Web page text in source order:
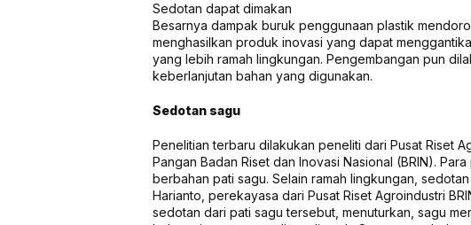
Sedotan dapat dimakan
Besarnya dampak buruk penggunaan plastik
menghasilkan produk inovasi yang dapat
yang lebih ramah lingkungan. Pengembangan pun
keberlanjutan bahan yang digunakan.
Sedotan sagu
Penelitian terbaru dilakukan peneliti dari Pusat Riset
Pangan Badan Riset dan Inovasi Nasional (BRIN).
berbahan pati sagu. Selain ramah lingkungan,
Harianto, perekayasa dari Pusat Riset Agroindustri
sedotan dari pati sagu tersebut, menuturkan, sagu